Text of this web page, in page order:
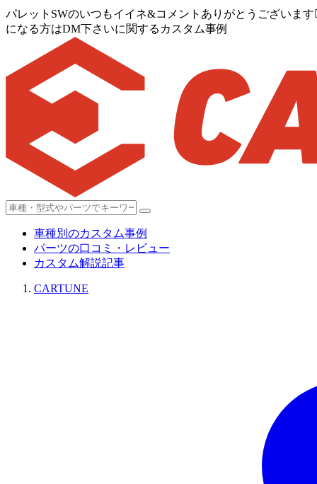
パレットSWのいつもイイネ&コメントありがとうございま
になる方はDM下さいに関するカスタム事例
車種別のカスタム事例
パーツの口コミ・レビュー
カスタム解説記事
CARTUNE